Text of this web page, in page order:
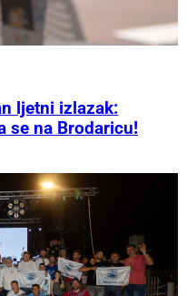
ljetni izlazak:
se na Brodaricu!